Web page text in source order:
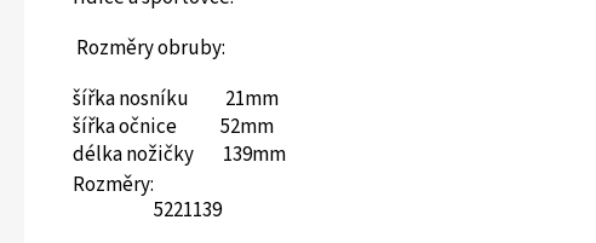
Rozměry obruby:
šířka nosníku 21mm
šířka očnice 52mm
délka nožičky 139mm
Rozměry:
5221139